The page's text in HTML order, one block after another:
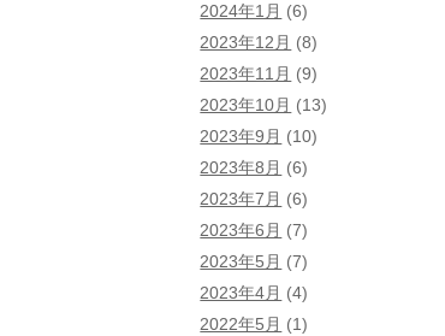
2024年1月 (6)
2023年12月 (8)
2023年11月 (9)
2023年10月 (13)
2023年9月 (10)
2023年8月 (6)
2023年7月 (6)
2023年6月 (7)
2023年5月 (7)
2023年4月 (4)
2022年5月 (1)